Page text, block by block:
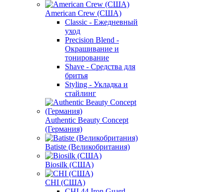
American Crew (США)
Classic - Ежедневный
уход
Precision Blend -
Окрашивание и
тонирование
Shave - Средства для
бритья
Styling - Укладка и
стайлинг
Authentic Beauty Concept
(Германия)
Batiste (Великобритания)
Biosilk (США)
CHI (США)